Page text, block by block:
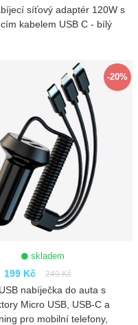
síťový adaptér 120W s
kabelem USB C - bílý
-20%
skladem
199 Kč 249 Kč
nabíječka do auta s
Micro USB, USB-C a
pro mobilní telefony,